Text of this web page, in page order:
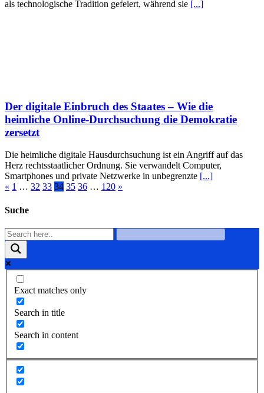
als technologische Tradition gefeiert, während sie [...]
Der digitale Einbruch des Staates – Wie die
heimliche Online-Durchsuchung die Demokratie
zersetzt
Die heimliche digitale Hausdurchsuchung ist ein Angriff auf das
Herz rechtsstaatlicher Ordnung. Sie verwandelt Computer,
Smartphones und private Netzwerke in unbegrenzte [...]
« 1 … 32 33 34 35 36 … 120 »
Suche
Exact matches only
Search in title
Search in content